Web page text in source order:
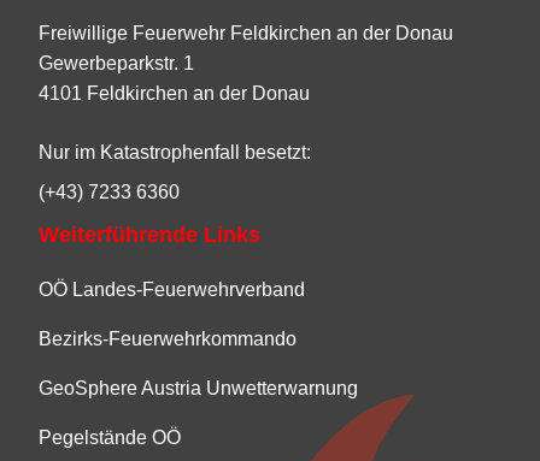
Freiwillige Feuerwehr Feldkirchen an der Donau
Gewerbeparkstr. 1
4101 Feldkirchen an der Donau
Nur im Katastrophenfall besetzt:
(+43) 7233 6360
Weiterführende Links
OÖ Landes-Feuerwehrverband
Bezirks-Feuerwehrkommando
GeoSphere Austria Unwetterwarnung
Pegelstände OÖ